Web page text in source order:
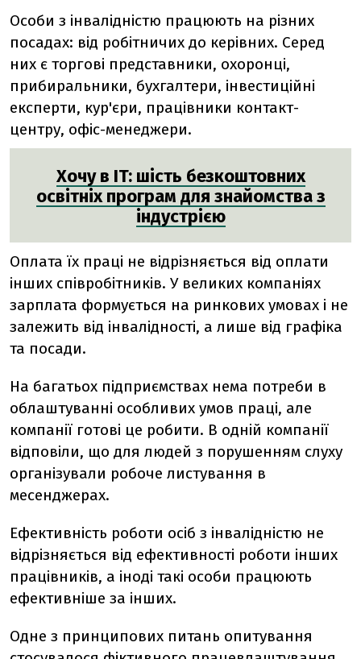
Особи з інвалідністю працюють на різних
посадах: від робітничих до керівних. Серед
них є торгові представники, охоронці,
прибиральники, бухгалтери, інвестиційні
експерти, кур'єри, працівники контакт-
центру, офіс-менеджери.
Хочу в IT: шість безкоштовних
освітніх програм для знайомства з
індустрією
Оплата їх праці не відрізняється від оплати
інших співробітників. У великих компаніях
зарплата формується на ринкових умовах і не
залежить від інвалідності, а лише від графіка
та посади.
На багатьох підприємствах нема потреби в
облаштуванні особливих умов праці, але
компанії готові це робити. В одній компанії
відповіли, що для людей з порушенням слуху
організували робоче листування в
месенджерах.
Ефективність роботи осіб з інвалідністю не
відрізняється від ефективності роботи інших
працівників, а іноді такі особи працюють
ефективніше за інших.
Одне з принципових питань опитування